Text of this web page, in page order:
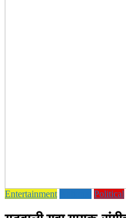
Entertainment Political